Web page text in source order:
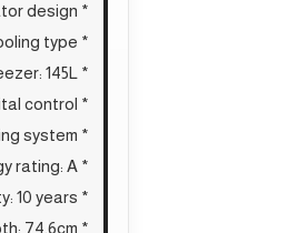
* Top freezer refrigerator design
* No frost cooling type
* Total capacity: 635L refrigerator: 490L freezer: 145L
* Digital control
* Additional features: multi cooling system
* Energy rating: A+
* Compressor warranty: 10 years
* Dimensions: Width: 83cm x Height: 187cm x Depth: 74.6cm